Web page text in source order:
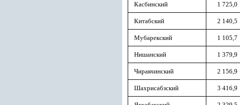
Касбинский 1 725,0
Китабский 2 140,5
Мубарекский 1 105,7
Нишанский 1 379,9
Чиракчинский 2 156,9
Шахрисабзский 3 416,9